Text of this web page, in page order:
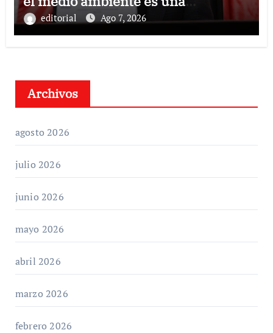
responsabilidad compartida:
Ricardo Monreal
editorial Ago 7, 2026
Archivos
agosto 2026
julio 2026
junio 2026
mayo 2026
abril 2026
marzo 2026
febrero 2026